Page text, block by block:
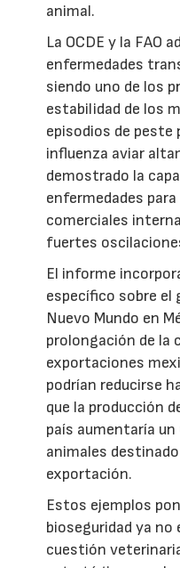
animal.
La OCDE y la FAO
enfermedades
siendo uno de los
estabilidad de los
episodios de peste
influenza aviar
demostrado la
enfermedades
comerciales
fuertes
El informe
específico sobre el
Nuevo Mundo en
prolongación de la
exportaciones
podrían reducirse
que la producción
país aumentaría
animales
exportación.
Estos ejemplos
bioseguridad ya no
cuestión